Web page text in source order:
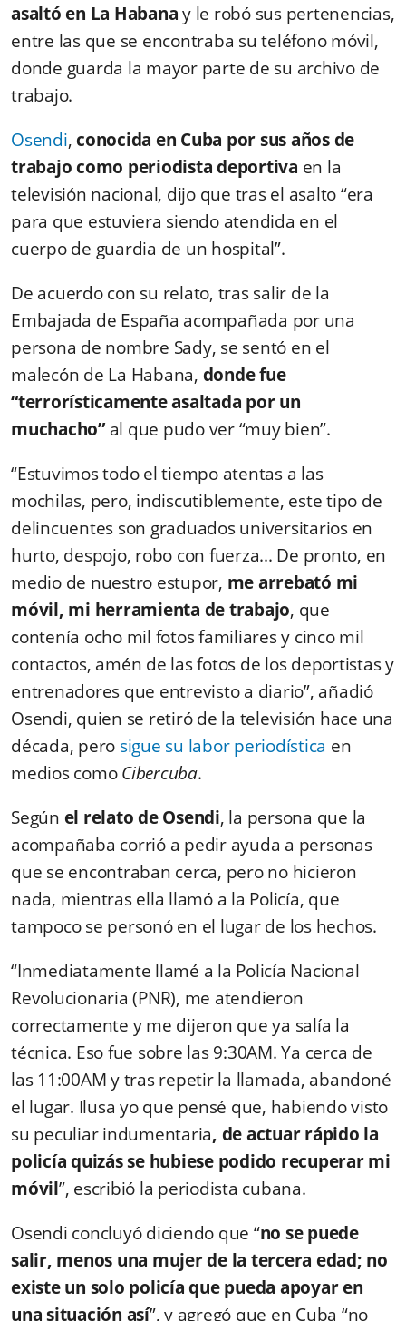
asaltó en La Habanay le robó sus pertenencias,
entre las que se encontraba su teléfono móvil,
donde guarda la mayor parte de su archivo de
trabajo.
Osendi,conocida en Cuba por sus años de
trabajo como periodista deportiva en la
televisión nacional, dijo que tras el asalto “era
para que estuviera siendo atendida en el
cuerpo de guardia de un hospital”.
De acuerdo con su relato, tras salir de la
Embajada de España acompañada por una
persona de nombre Sady, se sentó en el
malecón de La Habana, donde fue
“terrorísticamente asaltada por un
muchacho”al que pudo ver “muy bien”.
“Estuvimos todo el tiempo atentas a las
mochilas, pero, indiscutiblemente, este tipo de
delincuentes son graduados universitarios en
hurto, despojo, robo con fuerza... De pronto, en
medio de nuestro estupor, me arrebató mi
móvil, mi herramienta de trabajo, que
contenía ocho mil fotos familiares y cinco mil
contactos, amén de las fotos de los deportistas y
entrenadores que entrevisto a diario”, añadió
Osendi, quien se retiró de la televisión hace una
década, pero sigue su labor periodística en
medios comoCibercuba.
Según el relato de Osendi, la persona que la
acompañaba corrió a pedir ayuda a personas
que se encontraban cerca, pero no hicieron
nada, mientras ella llamó a la Policía, que
tampoco se personó en el lugar de los hechos.
“Inmediatamente llamé a la Policía Nacional
Revolucionaria (PNR), me atendieron
correctamente y me dijeron que ya salía la
técnica. Eso fue sobre las 9:30AM. Ya cerca de
las 11:00AM y tras repetir la llamada, abandoné
el lugar. Ilusa yo que pensé que, habiendo visto
su peculiar indumentaria, de actuar rápido la
policía quizás se hubiese podido recuperar mi
móvil”, escribió la periodista cubana.
Osendi concluyó diciendo que “no se puede
salir, menos una mujer de la tercera edad; no
existe un solo policía que pueda apoyar en
una situación así”, y agregó que en Cuba “no